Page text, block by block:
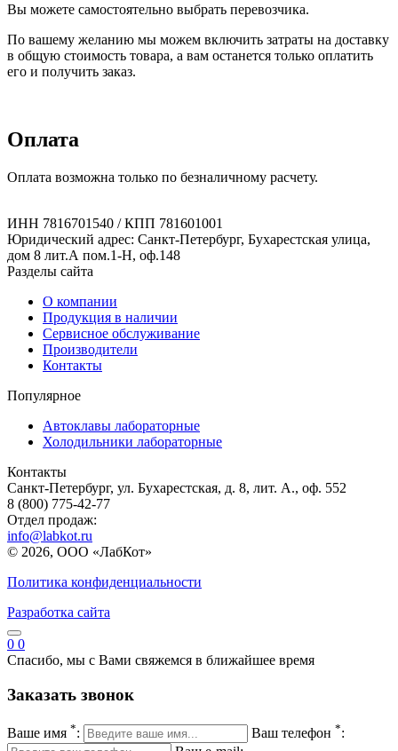
Вы можете самостоятельно выбрать перевозчика.
По вашему желанию мы можем включить затраты на доставку
в общую стоимость товара, а вам останется только оплатить
его и получить заказ.
Оплата
Оплата возможна только по безналичному расчету.
ИНН 7816701540 / КПП 781601001
Юридический адрес: Санкт-Петербург, Бухарестская улица,
дом 8 лит.А пом.1-Н, оф.148
Разделы сайта
О компании
Продукция в наличии
Сервисное обслуживание
Производители
Контакты
Популярное
Автоклавы лабораторные
Холодильники лабораторные
Контакты
Санкт-Петербург, ул. Бухарестская, д. 8, лит. А., оф. 552
8 (800) 775-42-77
Отдел продаж:
info@labkot.ru
© 2026, ООО «ЛабКот»
Политика конфиденциальности
Разработка сайта
0 0
Спасибо, мы с Вами свяжемся в ближайшее время
Заказать звонок
Ваше имя *: Ваш телефон *: